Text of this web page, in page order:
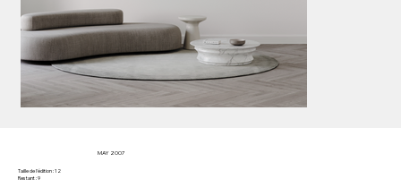
MAY 2007
Taille de l'édition : 12
Restant : 9